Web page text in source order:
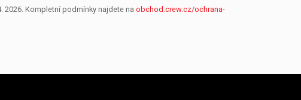
2026. Kompletní podmínky najdete na obchod.crew.cz/ochrana-